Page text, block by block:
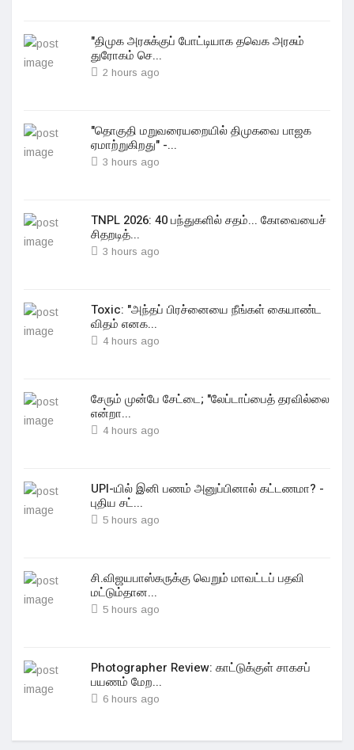
"திமுக அரசுக்குப் போட்டியாக தவெக அரசும்
துரோகம் செ...
2 hours ago
"தொகுதி மறுவரையறையில் திமுகவை பாஜக
ஏமாற்றுகிறது" -...
3 hours ago
TNPL 2026: 40 பந்துகளில் சதம்... கோவையைச்
சிதறடித்...
3 hours ago
Toxic: "அந்தப் பிரச்னையை நீங்கள் கையாண்ட
விதம் எனக...
4 hours ago
சேரும் முன்பே சேட்டை; "லேப்டாப்பைத் தரவில்லை
என்றா...
4 hours ago
UPI-யில் இனி பணம் அனுப்பினால் கட்டணமா? -
புதிய சட்...
5 hours ago
சி.விஜயபாஸ்கருக்கு வெறும் மாவட்டப் பதவி
மட்டும்தான...
5 hours ago
Photographer Review: காட்டுக்குள் சாகசப்
பயணம் மேற...
6 hours ago